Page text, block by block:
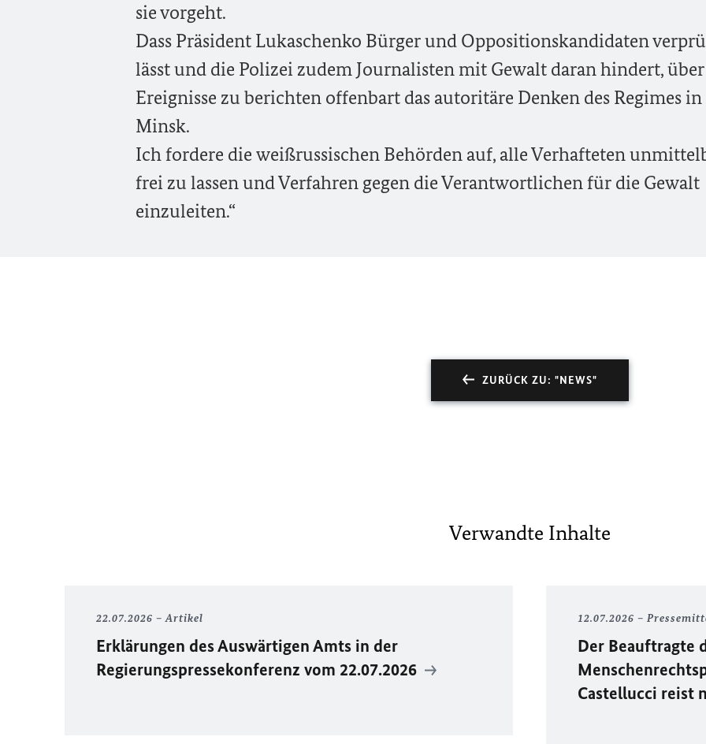
sie vorgeht.
Dass Präsident Lukaschenko Bürger und Oppositionskandidaten
lässt und die Polizei zudem Journalisten mit Gewalt daran hindert,
Ereignisse zu berichten offenbart das autoritäre Denken des Regimes in
Minsk.
Ich fordere die weißrussischen Behörden auf, alle Verhafteten
frei zu lassen und Verfahren gegen die Verantwortlichen für die Gewalt
einzuleiten.“
ZURÜCK ZU: "NEWS"
Verwandte Inhalte
22.07.2026 Artikel
Erklärungen des Auswärtigen Amts in der
Regierungspressekonferenz vom 22.07.2026
12.07.2026
Der Beauftragte
Castellucci reist